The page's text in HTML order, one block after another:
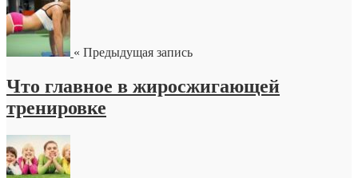
« Предыдущая запись
Что главное в жиросжигающей
тренировке